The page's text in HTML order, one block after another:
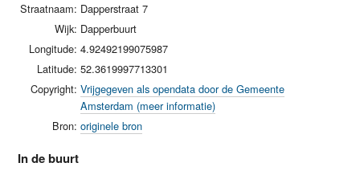
Straatnaam: Dapperstraat 7
Wijk: Dapperbuurt
Longitude: 4.92492199075987
Latitude: 52.3619997713301
Copyright: Vrijgegeven als opendata door de Gemeente
Amsterdam (meer informatie)
Bron: originele bron
In de buurt